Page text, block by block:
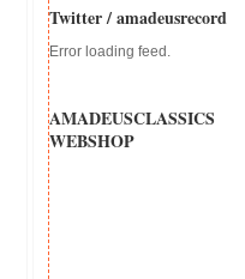
Twitter / amadeusrecord
Error loading feed.
AMADEUSCLASSICS
WEBSHOP